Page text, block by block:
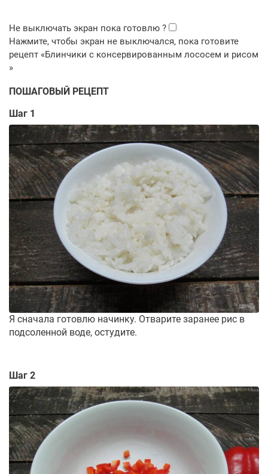
ПОШАГОВЫЙ РЕЦЕПТ
Шаг 1
Я сначала готовлю начинку. Отварите заранее рис в
подсоленной воде, остудите.
Шаг 2